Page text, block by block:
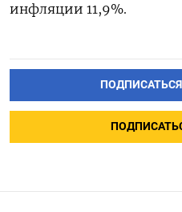
инфляции 11,9%.